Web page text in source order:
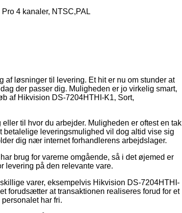
4 kanaler, NTSC,PAL
af løsninger til levering. Et hit er nu om stunder at
der passer dig. Muligheden er jo virkelig smart,
af Hikvision DS-7204HTHI-K1, Sort,
til hvor du arbejder. Muligheden er oftest en tak
leveringsmulighed vil dog altid vise sig
dig nær internet forhandlerens arbejdslager.
brug for varerne omgående, så i det øjemed er
levering på den relevante vare.
varer, eksempelvis Hikvision DS-7204HTHI-
forudsætter at transaktionen realiseres forud for et
har fri.